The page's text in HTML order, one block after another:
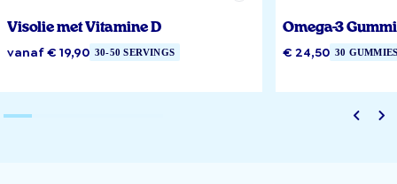
Visolie met Vitamine D
vanaf € 19,90 30-50 SERVINGS
Omega-3
€ 24,50 30